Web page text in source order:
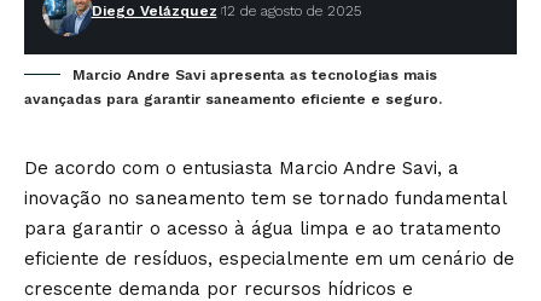
Diego Velázquez 12 de agosto de 2025
Marcio Andre Savi apresenta as tecnologias mais
avançadas para garantir saneamento eficiente e seguro.
De acordo com o entusiasta Marcio Andre Savi, a
inovação no saneamento tem se tornado fundamental
para garantir o acesso à água limpa e ao tratamento
eficiente de resíduos, especialmente em um cenário de
crescente demanda por recursos hídricos e